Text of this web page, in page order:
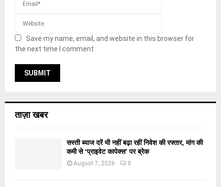
Save my name, email, and website in this browser for
the next time I comment.
ताज़ा खबर
सस्ती ब्याज दरें भी नहीं बढ़ा रहीं निवेश की रफ्तार, मांग की
कमी से ‘प्राइवेट कापेक्स’ पर ब्रेक
August 7, 2026 0